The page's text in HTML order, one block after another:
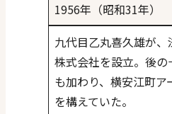
1956年（昭和31年）
九代目乙丸喜久雄が
株式会社を設立。後の
も加わり、横安江町
を構えていた。